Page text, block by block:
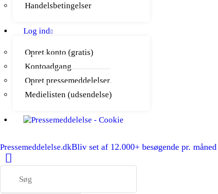
Handelsbetingelser
Log ind
Opret konto (gratis)
Kontoadgang
Opret pressemeddelelser
Medielisten (udsendelse)
Pressemeddelelse.dkBliv set af 12.000+ besøgende pr. måned